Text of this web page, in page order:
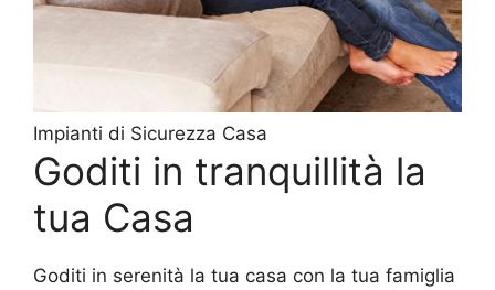
Impianti di Sicurezza Casa
Goditi in tranquillità la
tua Casa
Goditi in serenità la tua casa con la tua famiglia